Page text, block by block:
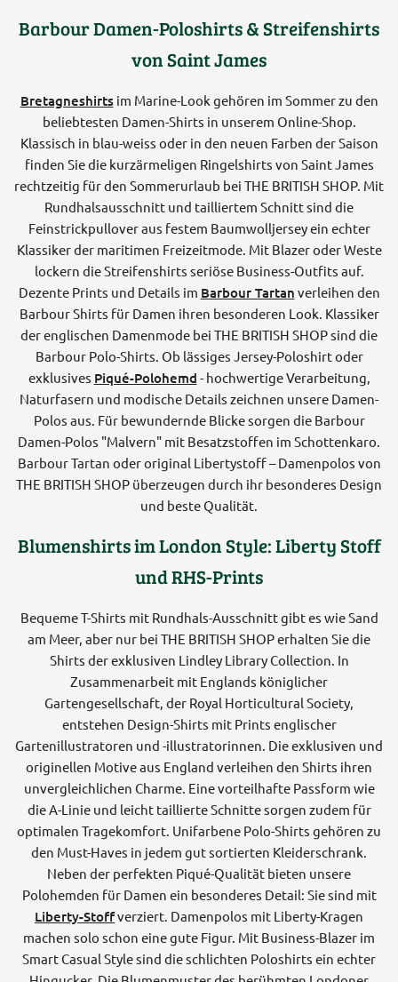
Barbour Damen-Poloshirts & Streifenshirts
von Saint James
Bretagneshirtsim Marine-Look gehören im Sommer zu den
beliebtesten Damen-Shirts in unserem Online-Shop.
Klassisch in blau-weiss oder in den neuen Farben der Saison
finden Sie die kurzärmeligen Ringelshirts von Saint James
rechtzeitig für den Sommerurlaub bei THE BRITISH SHOP. Mit
Rundhalsausschnitt und tailliertem Schnitt sind die
Feinstrickpullover aus festem Baumwolljersey ein echter
Klassiker der maritimen Freizeitmode. Mit Blazer oder Weste
lockern die Streifenshirts seriöse Business-Outfits auf.
Dezente Prints und Details im Barbour Tartan verleihen den
Barbour Shirts für Damen ihren besonderen Look. Klassiker
der englischen Damenmode bei THE BRITISH SHOP sind die
Barbour Polo-Shirts. Ob lässiges Jersey-Poloshirt oder
exklusives Piqué-Polohemd - hochwertige Verarbeitung,
Naturfasern und modische Details zeichnen unsere Damen-
Polos aus. Für bewundernde Blicke sorgen die Barbour
Damen-Polos "Malvern" mit Besatzstoffen im Schottenkaro.
Barbour Tartan oder original Libertystoff – Damenpolos von
THE BRITISH SHOP überzeugen durch ihr besonderes Design
und beste Qualität.
Blumenshirts im London Style: Liberty Stoff
und RHS-Prints
Bequeme T-Shirts mit Rundhals-Ausschnitt gibt es wie Sand
am Meer, aber nur bei THE BRITISH SHOP erhalten Sie die
Shirts der exklusiven Lindley Library Collection. In
Zusammenarbeit mit Englands königlicher
Gartengesellschaft, der Royal Horticultural Society,
entstehen Design-Shirts mit Prints englischer
Gartenillustratoren und -illustratorinnen. Die exklusiven und
originellen Motive aus England verleihen den Shirts ihren
unvergleichlichen Charme. Eine vorteilhafte Passform wie
die A-Linie und leicht taillierte Schnitte sorgen zudem für
optimalen Tragekomfort. Unifarbene Polo-Shirts gehören zu
den Must-Haves in jedem gut sortierten Kleiderschrank.
Neben der perfekten Piqué-Qualität bieten unsere
Polohemden für Damen ein besonderes Detail: Sie sind mit
Liberty-Stoffverziert. Damenpolos mit Liberty-Kragen
machen solo schon eine gute Figur. Mit Business-Blazer im
Smart Casual Style sind die schlichten Poloshirts ein echter